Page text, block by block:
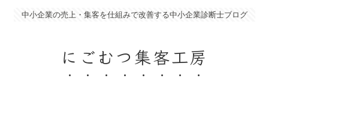
中小企業の売上・集客を仕組みで改善する中小企業診断士ブログ
にごむつ集客工房